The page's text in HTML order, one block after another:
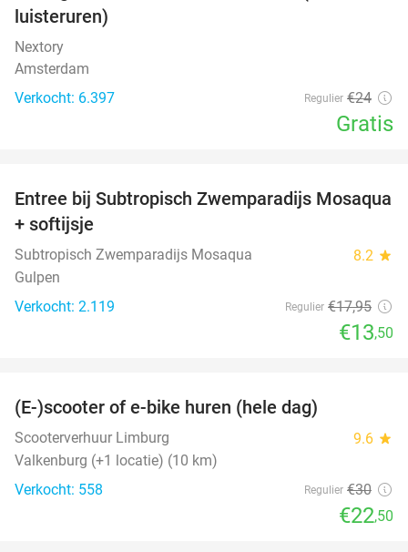
luisteruren)
Nextory
Amsterdam
Verkocht: 6.397
Regulier €24
Gratis
25%
Entree bij Subtropisch Zwemparadijs Mosaqua
+ softijsje
Subtropisch Zwemparadijs Mosaqua 8.2 star
Gulpen
Verkocht: 2.119
Regulier €17,95
€13,50
(E-)scooter of e-bike huren (hele dag)
Scooterverhuur Limburg 9.6 star
Valkenburg (+1 locatie) (10 km)
Verkocht: 558
Regulier €30
€22,50